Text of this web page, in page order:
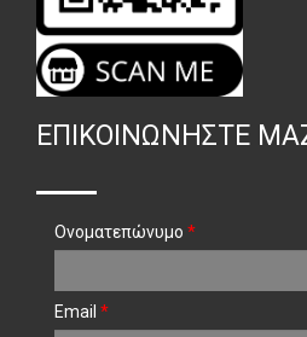
ΕΠΙΚΟΙΝΩΝΉΣΤΕ
Ονοματεπώνυμο *
Email *